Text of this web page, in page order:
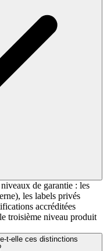
de garantie : les
les labels privés
accréditées
troisième niveau produit
t-elle ces distinctions